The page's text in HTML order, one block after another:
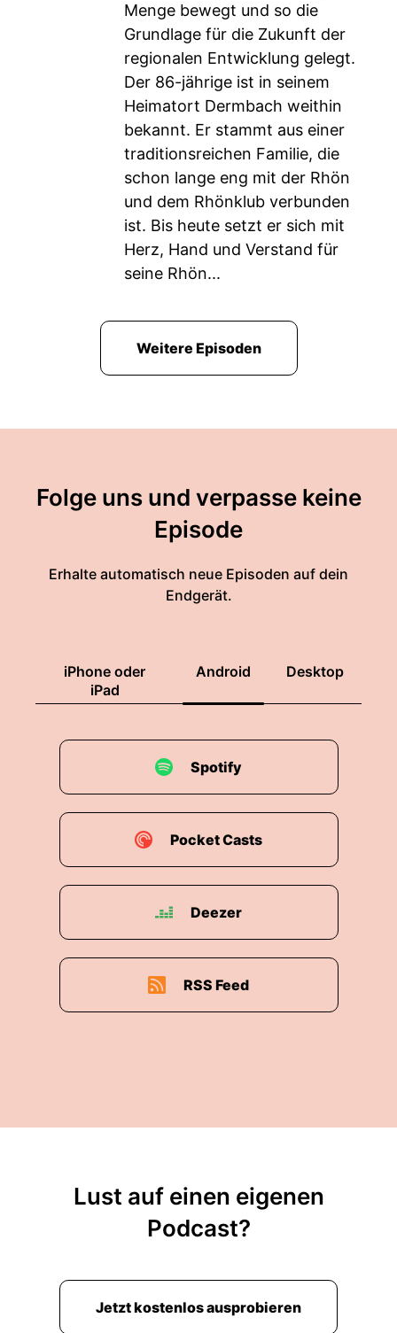
Menge bewegt und so die
Grundlage für die Zukunft der
regionalen Entwicklung gelegt.
Der 86-jährige ist in seinem
Heimatort Dermbach weithin
bekannt. Er stammt aus einer
traditionsreichen Familie, die
schon lange eng mit der Rhön
und dem Rhönklub verbunden
ist. Bis heute setzt er sich mit
Herz, Hand und Verstand für
seine Rhön...
Weitere Episoden
Folge uns und verpasse keine
Episode
Erhalte automatisch neue Episoden auf dein
Endgerät.
iPhone oder
iPad
Android Desktop
Spotify
Pocket Casts
Deezer
RSS Feed
Lust auf einen eigenen
Podcast?
Jetzt kostenlos ausprobieren